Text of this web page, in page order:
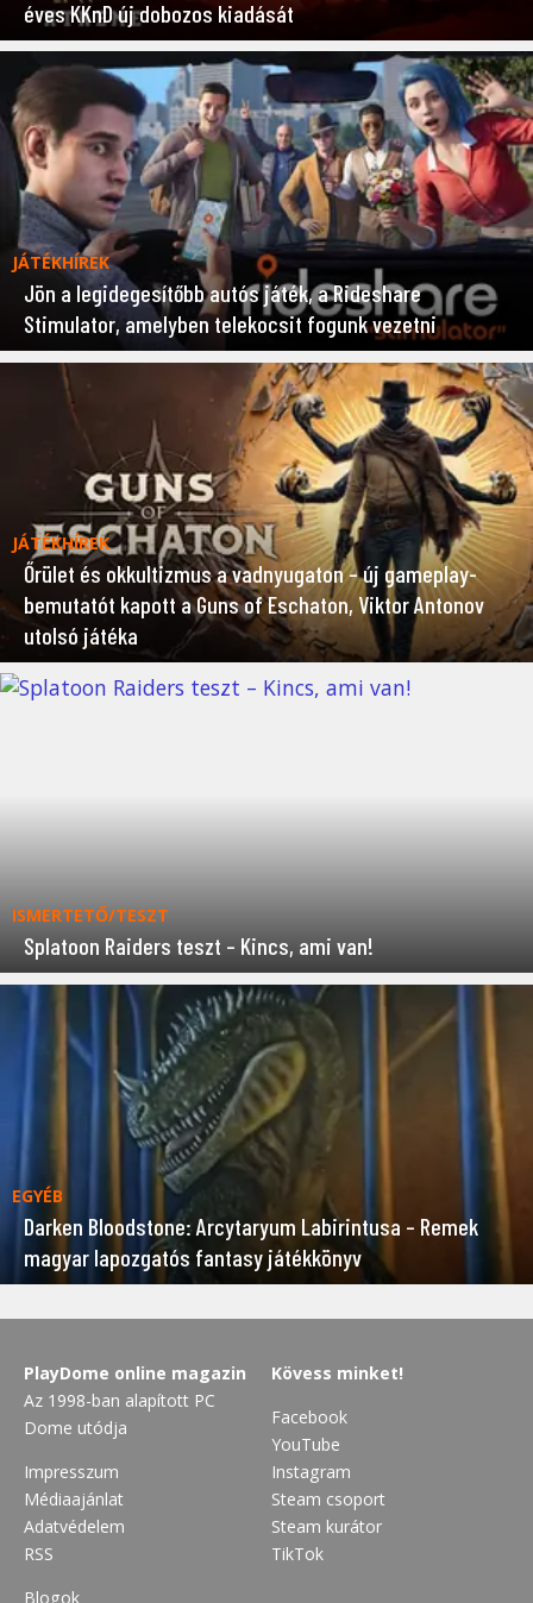
éves KKnD új dobozos kiadását
JÁTÉKHÍREK
Jön a legidegesítőbb autós játék, a Rideshare
Stimulator, amelyben telekocsit fogunk vezetni
JÁTÉKHÍREK
Őrület és okkultizmus a vadnyugaton – új gameplay-
bemutatót kapott a Guns of Eschaton, Viktor Antonov
utolsó játéka
ISMERTETŐ/TESZT
Splatoon Raiders teszt – Kincs, ami van!
EGYÉB
Darken Bloodstone: Arcytaryum Labirintusa – Remek
magyar lapozgatós fantasy játékkönyv
PlayDome online magazin
Az 1998-ban alapított PC
Dome utódja
Impresszum
Médiaajánlat
Adatvédelem
RSS
Blogok
Kövess minket!
Facebook
YouTube
Instagram
Steam csoport
Steam kurátor
TikTok